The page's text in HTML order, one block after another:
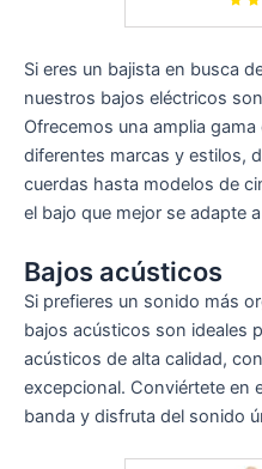
Si eres un bajista en busca
nuestros bajos eléctricos
Ofrecemos una amplia
diferentes marcas y estilos,
cuerdas hasta modelos de
el bajo que mejor se adapte
Bajos acústicos
Si prefieres un sonido más
bajos acústicos son ideales
acústicos de alta calidad,
excepcional. Conviértete en
banda y disfruta del sonido